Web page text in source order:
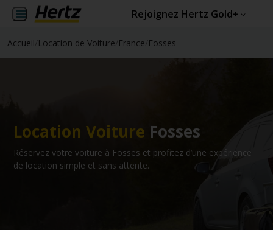
Rejoignez Hertz Gold+
Accueil Location de Voiture France Fosses
Location Voiture Fosses
Réservez votre voiture à Fosses et profitez d’une expérience
de location simple et sans attente.